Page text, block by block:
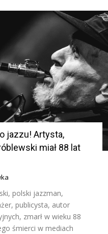
jazzu! Artysta,
miał 88 lat
polski jazzman,
publicysta, autor
zmarł w wieku 88
śmierci w mediach